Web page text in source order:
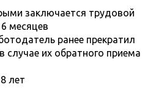
заключается трудовой
месяцев
ранее прекратил
случае их обратного приема
лет